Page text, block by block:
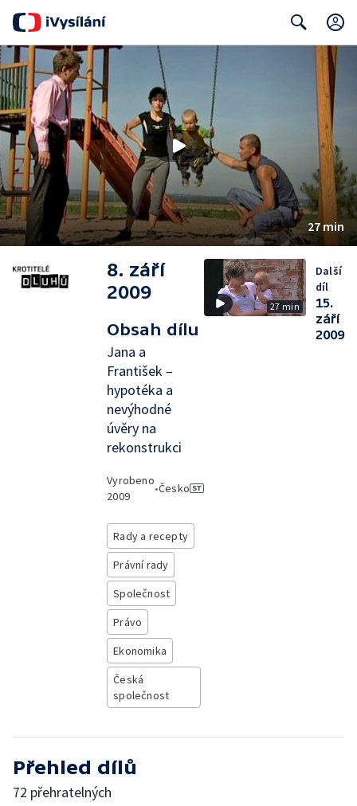
27 min
8. září
2009
Obsah dílu
Jana a
František –
hypotéka a
nevýhodné
úvěry na
rekonstrukci
Vyrobeno
2009
•Česko
Rady a recepty
Právní rady
Společnost
Právo
Ekonomika
Česká
společnost
27 min
Další
díl
15.
září
2009
Přehled dílů
72 přehratelných